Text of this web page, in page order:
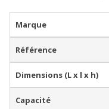
Marque
Référence
Dimensions (L x l x h)
Capacité